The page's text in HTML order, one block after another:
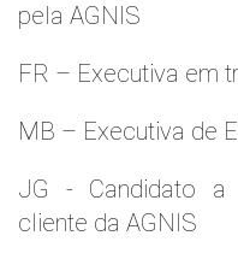
pela AGNIS
FR – Executiva em
MB – Executiva de
JG - Candidato a
cliente da AGNIS